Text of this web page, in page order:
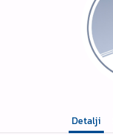
Detalji